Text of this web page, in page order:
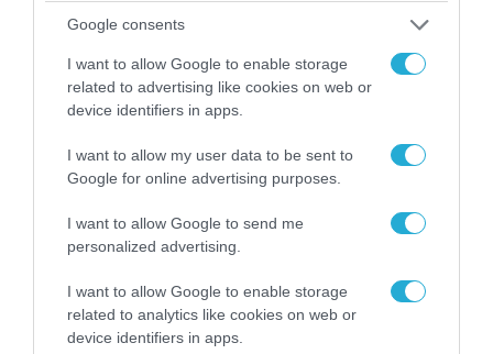
Google consents
I want to allow Google to enable storage
related to advertising like cookies on web or
device identifiers in apps.
I want to allow my user data to be sent to
Google for online advertising purposes.
I want to allow Google to send me
personalized advertising.
I want to allow Google to enable storage
related to analytics like cookies on web or
device identifiers in apps.
08.08.2026 | 13:02
Βίντεο: Ρωσική βόμβα FAB-3000 «εξαφανίζει
από τον χάρτη» σημείο διέλευσης των
ουκρανικών δυνάμεων στην Ζαπορίζια
ΠΟΛΙΤΙΚΗ